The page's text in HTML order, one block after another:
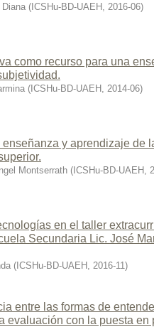
( ICSHu-BD-UAEH , 2016-06)
como recurso para una
( ICSHu-BD-UAEH , 2014-06)
enseñanza y aprendizaje de
Montserrath ( ICSHu-BD-UAEH ,
en el taller
Secundaria Lic. José
( ICSHu-BD-UAEH , 2016-11)
entre las formas de
evaluación con la puesta en